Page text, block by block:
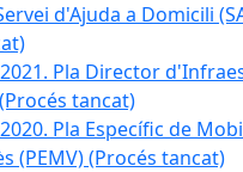
d'Ajuda a Domicili
Pla Director
tancat)
Pla Específic de
(PEMV) (Procés tancat)